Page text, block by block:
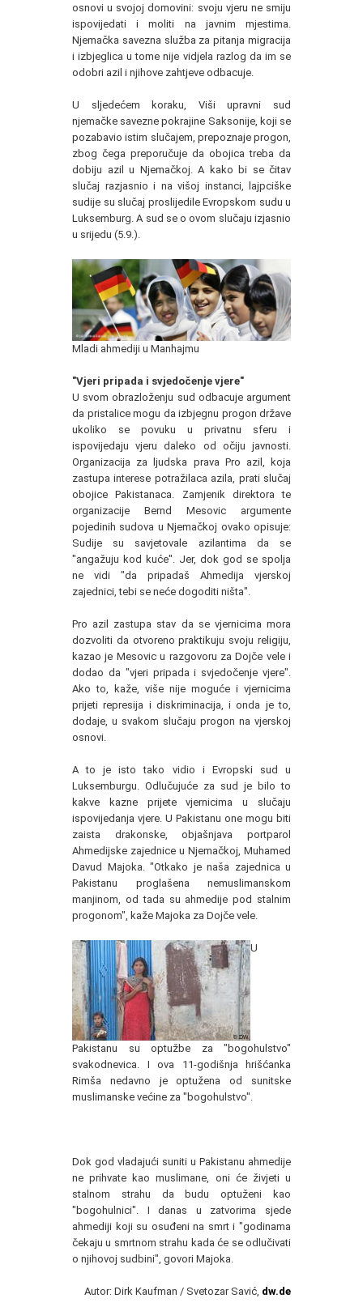
osnovi u svojoj domovini: svoju vjeru ne smiju
ispovijedati i moliti na javnim mjestima.
Njemačka savezna služba za pitanja migracija
i izbjeglica u tome nije vidjela razlog da im se
odobri azil i njihove zahtjeve odbacuje.
U sljedećem koraku, Viši upravni sud
njemačke savezne pokrajine Saksonije, koji se
pozabavio istim slučajem, prepoznaje progon,
zbog čega preporučuje da obojica treba da
dobiju azil u Njemačkoj. A kako bi se čitav
slučaj razjasnio i na višoj instanci, lajpciške
sudije su slučaj proslijedile Evropskom sudu u
Luksemburg. A sud se o ovom slučaju izjasnio
u srijedu (5.9.).
Mladi ahmediji u Manhajmu
"Vjeri pripada i svjedočenje vjere"
U svom obrazloženju sud odbacuje argument
da pristalice mogu da izbjegnu progon države
ukoliko se povuku u privatnu sferu i
ispovijedaju vjeru daleko od očiju javnosti.
Organizacija za ljudska prava Pro azil, koja
zastupa interese potražilaca azila, prati slučaj
obojice Pakistanaca. Zamjenik direktora te
organizacije Bernd Mesovic argumente
pojedinih sudova u Njemačkoj ovako opisuje:
Sudije su savjetovale azilantima da se
"angažuju kod kuće". Jer, dok god se spolja
ne vidi "da pripadaš Ahmedija vjerskoj
zajednici, tebi se neće dogoditi ništa".
Pro azil zastupa stav da se vjernicima mora
dozvoliti da otvoreno praktikuju svoju religiju,
kazao je Mesovic u razgovoru za Dojče vele i
dodao da "vjeri pripada i svjedočenje vjere".
Ako to, kaže, više nije moguće i vjernicima
prijeti represija i diskriminacija, i onda je to,
dodaje, u svakom slučaju progon na vjerskoj
osnovi.
A to je isto tako vidio i Evropski sud u
Luksemburgu. Odlučujuće za sud je bilo to
kakve kazne prijete vjernicima u slučaju
ispovijedanja vjere. U Pakistanu one mogu biti
zaista drakonske, objašnjava portparol
Ahmedijske zajednice u Njemačkoj, Muhamed
Davud Majoka. "Otkako je naša zajednica u
Pakistanu proglašena nemuslimanskom
manjinom, od tada su ahmedije pod stalnim
progonom", kaže Majoka za Dojče vele.
U
Pakistanu su optužbe za "bogohulstvo"
svakodnevica. I ova 11-godišnja hrišćanka
Rimša nedavno je optužena od sunitske
muslimanske većine za "bogohulstvo".
Dok god vladajući suniti u Pakistanu ahmedije
ne prihvate kao muslimane, oni će živjeti u
stalnom strahu da budu optuženi kao
"bogohulnici". I danas u zatvorima sjede
ahmediji koji su osuđeni na smrt i "godinama
čekaju u smrtnom strahu kada će se odlučivati
o njihovoj sudbini", govori Majoka.
Autor: Dirk Kaufman / Svetozar Savić, dw.de